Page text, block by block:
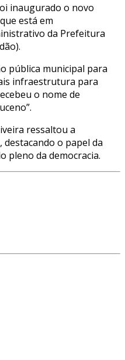
inaugurado o novo
está em
da Prefeitura
pública municipal para
infraestrutura para
o nome de
ressaltou a
o papel da
pleno da democracia.